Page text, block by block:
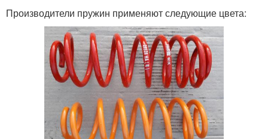
Производители пружин применяют следующие цвета: